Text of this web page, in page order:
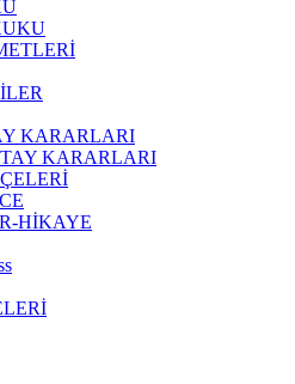
KARARLARI
KARARLARI
HİKAYE